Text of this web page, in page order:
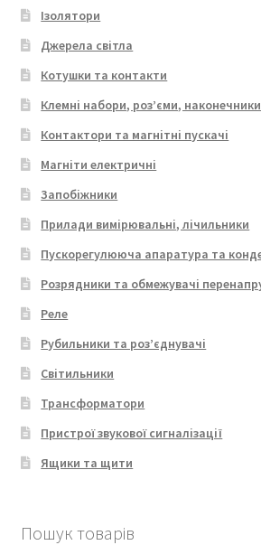
Ізолятори
Джерела світла
Котушки та контакти
Клемні набори, роз’єми,
Контактори та магнітні пускачі
Магніти електричні
Запобіжники
Прилади вимірювальні, лічильники
Пускорегулююча апаратура та
Розрядники та обмежувачі
Реле
Рубильники та роз’єднувачі
Світильники
Трансформатори
Пристрої звукової сигналізації
Ящики та щити
Пошук товарів